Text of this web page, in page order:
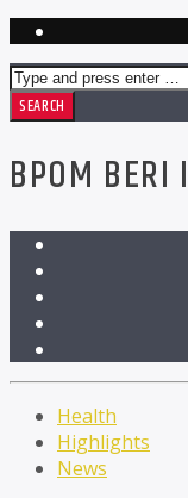
BPOM BERI
Health
Highlights
News